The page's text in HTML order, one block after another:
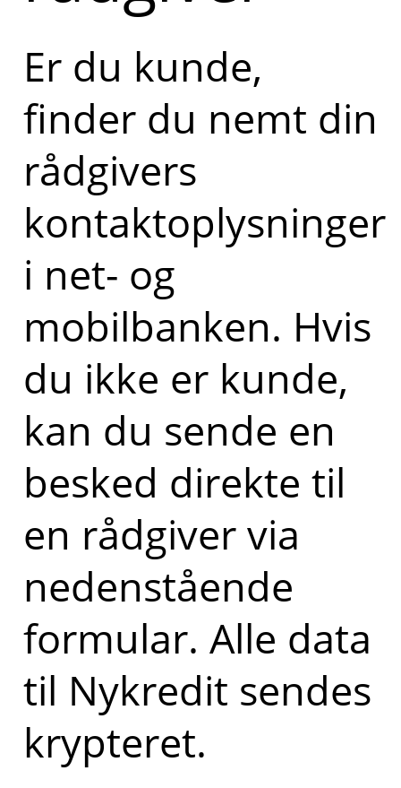
Er du kunde,
finder du nemt din
rådgivers
kontaktoplysninger
i net- og
mobilbanken. Hvis
du ikke er kunde,
kan du sende en
besked direkte til
en rådgiver via
nedenstående
formular. Alle data
til Nykredit sendes
krypteret.